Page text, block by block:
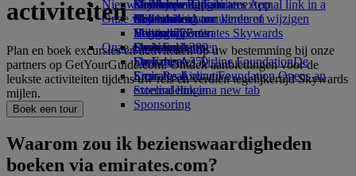
luchthaven Opens an external link in a
new tab
Drankjes
Onze vloot
Boeing 777
Emirates A380
Emirates A350
Emirates Executive
Stoelindelingen
Kinderspeelgoed
Activiteiten voor kinderen
Duurzame activiteiten
Milieubeleid
Milieurapporten
Onze gemeenschappen
De Emirates Airline FoundationDe
Emirates Airline Foundation Opens an
external link in a new tab
Sponsoring
Nieuwste bestemmingen
Helsinki
Hangzhou
Da Nang
Shenzhen
Siem Reap
Skywards Rail
Mijlencalculator
Log in bij Emirates Skywards
Skywards+
Mobiel en de Emirates App
Een boeking annuleren of wijzigen
Verstoorde reis
Over Emirates
activiteiten
Plan en boek excursies en activiteiten op uw bestemming bij onze
partners op GetYourGuide.com. Ontdek aanbiedingen voor de
leukste activiteiten tijdens uw reis en verdien tegelijkertijd Skywards
mijlen.
Boek een tour
Waarom zou ik bezienswaardigheden
boeken via emirates.com?